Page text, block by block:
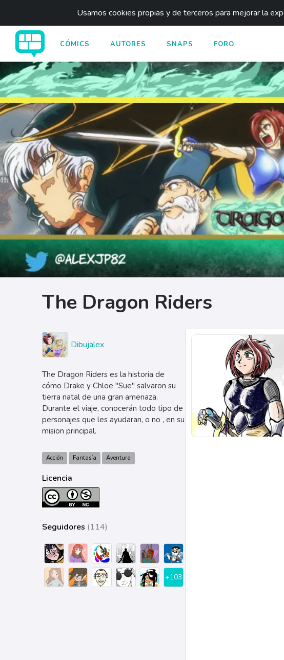
Usamos cookies propias y de terceros para mejorar la
CÓMICS AUTORES SNAPS FORO
The Dragon Riders
Dibujalex
The Dragon Riders es la historia de
cómo Drake y Chloe "Sue" salvaron su
tierra natal de una gran amenaza.
Durante el viaje, conocerán todo tipo de
personajes que les ayudaran, o no , en su
mision principal.
Acción Fantasía Aventura
Licencia
Seguidores (114)
+103